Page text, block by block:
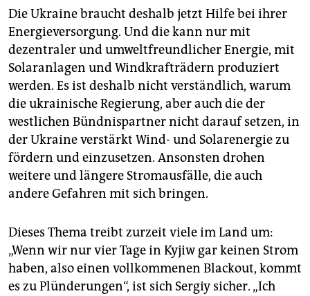
Die Ukraine braucht deshalb jetzt Hilfe bei ihrer
Energieversorgung. Und die kann nur mit
dezentraler und umweltfreundlicher Energie, mit
Solaranlagen und Windkrafträdern produziert
werden. Es ist deshalb nicht verständlich, warum
die ukrainische Regierung, aber auch die der
westlichen Bündnispartner nicht darauf setzen, in
der Ukraine verstärkt Wind- und Solarenergie zu
fördern und einzusetzen. Ansonsten drohen
weitere und längere Stromausfälle, die auch
andere Gefahren mit sich bringen.
Dieses Thema treibt zurzeit viele im Land um:
„Wenn wir nur vier Tage in Kyjiw gar keinen Strom
haben, also einen vollkommenen Blackout, kommt
es zu Plünderungen“, ist sich Sergiy sicher. „Ich